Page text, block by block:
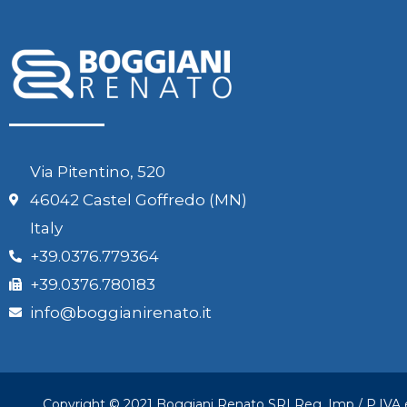
Via Pitentino, 520
46042 Castel Goffredo (MN)
Italy
+39.0376.779364
+39.0376.780183
info@boggianirenato.it